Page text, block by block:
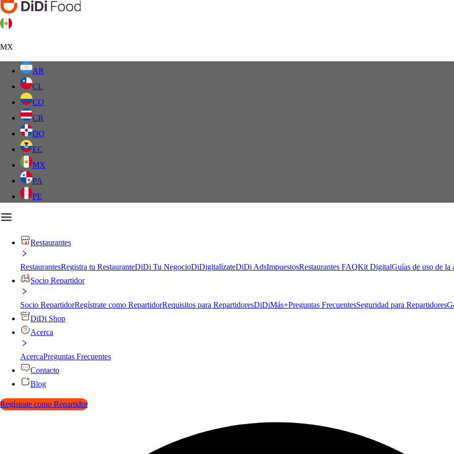
MX
AR
CL
CO
CR
DO
EC
MX
PA
PE
Restaurantes
RestaurantesRegistra tu RestauranteDiDi Tu NegocioDiDigitalízateDiDi AdsImpuestosRestaurantes FAQKit DigitalGuías de uso de la
Socio Repartidor
Socio RepartidorRegístrate como RepartidorRequisitos para RepartidoresDiDiMás+Preguntas FrecuentesSeguridad para Repartidores
DiDi Shop
Acerca
AcercaPreguntas Frecuentes
Contacto
Blog
Regístrate como Repartidor